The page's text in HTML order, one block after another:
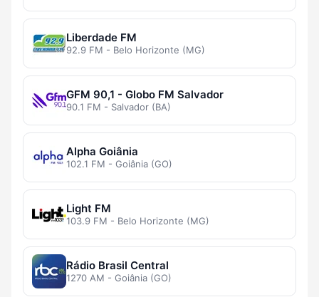
Liberdade FM
92.9 FM - Belo Horizonte (MG)
GFM 90,1 - Globo FM Salvador
90.1 FM - Salvador (BA)
Alpha Goiânia
102.1 FM - Goiânia (GO)
Light FM
103.9 FM - Belo Horizonte (MG)
Rádio Brasil Central
1270 AM - Goiânia (GO)